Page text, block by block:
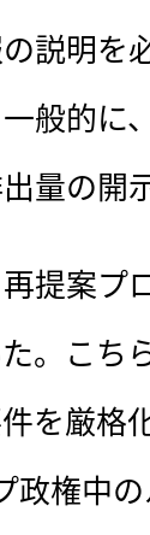
説明を
般的に
量の開
提案プ
。こち
を厳格
政権中